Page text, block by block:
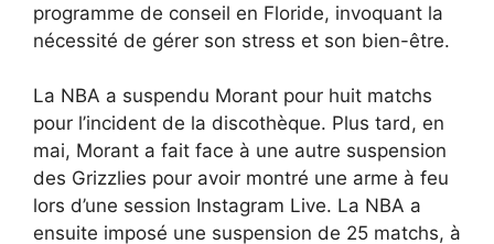
programme de conseil en Floride, invoquant la
nécessité de gérer son stress et son bien-être.
La NBA a suspendu Morant pour huit matchs
pour l’incident de la discothèque. Plus tard, en
mai, Morant a fait face à une autre suspension
des Grizzlies pour avoir montré une arme à feu
lors d’une session Instagram Live. La NBA a
ensuite imposé une suspension de 25 matchs, à